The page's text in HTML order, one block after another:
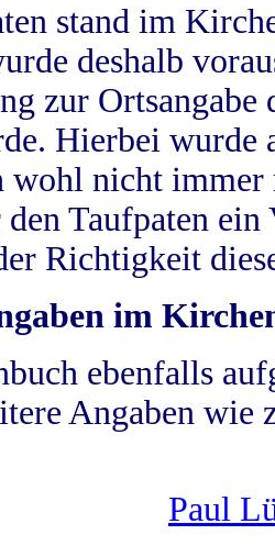
stand im
deshalb
zur
Hierbei wurde
wohl nicht
Taufpaten
Richtigkeit
im
ebenfalls
Angaben wie
Paul